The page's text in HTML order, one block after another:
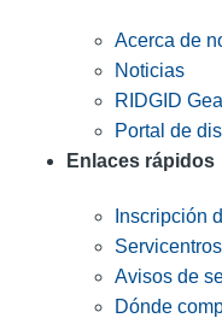
Acerca de
Noticias
RIDGID
Portal de
Enlaces rápidos
Inscripción
Avisos de
Dónde